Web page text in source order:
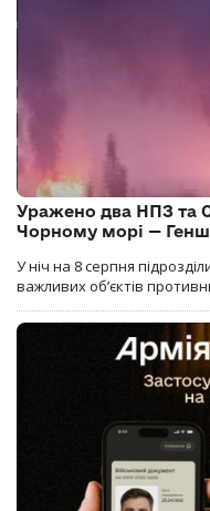
Уражено два НПЗ та
Чорному морі —
У ніч на 8 серпня
важливих об’єктів